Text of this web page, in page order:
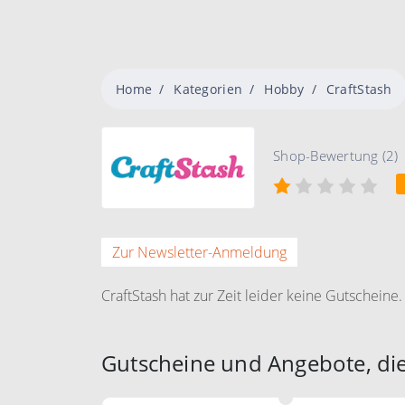
Home Kategorien Hobby CraftStash
Shop-Bewertung (2)
Zur Newsletter-Anmeldung
CraftStash hat zur Zeit leider keine Gutscheine.
Gutscheine und Angebote,